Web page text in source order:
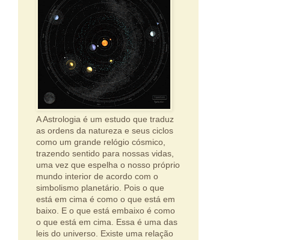
A Astrologia é um estudo que traduz
as ordens da natureza e seus ciclos
como um grande relógio cósmico,
trazendo sentido para nossas vidas,
uma vez que espelha o nosso próprio
mundo interior de acordo com o
simbolismo planetário. Pois o que
está em cima é como o que está em
baixo. E o que está embaixo é como
o que está em cima. Essa é uma das
leis do universo. Existe uma relação